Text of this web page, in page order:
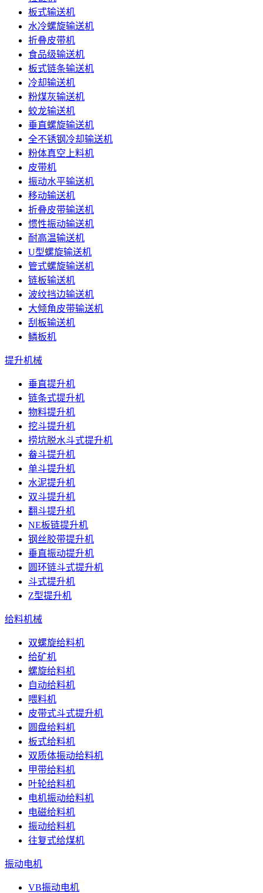
板式输送机
水冷螺旋输送机
折叠皮带机
食品级输送机
板式链条输送机
冷却输送机
粉煤灰输送机
蛟龙输送机
垂直螺旋输送机
全不锈钢冷却输送机
粉体真空上料机
皮带机
振动水平输送机
移动输送机
折叠皮带输送机
惯性振动输送机
耐高温输送机
U型螺旋输送机
管式螺旋输送机
链板输送机
波纹挡边输送机
大倾角皮带输送机
刮板输送机
鳞板机
提升机械
垂直提升机
链条式提升机
物料提升机
挖斗提升机
捞坑脱水斗式提升机
畚斗提升机
单斗提升机
水泥提升机
双斗提升机
翻斗提升机
NE板链提升机
钢丝胶带提升机
垂直振动提升机
圆环链斗式提升机
斗式提升机
Z型提升机
给料机械
双螺旋给料机
给矿机
螺旋给料机
自动给料机
喂料机
皮带式斗式提升机
圆盘给料机
板式给料机
双质体振动给料机
甲带给料机
叶轮给料机
电机振动给料机
电磁给料机
振动给料机
往复式给煤机
振动电机
VB振动电机